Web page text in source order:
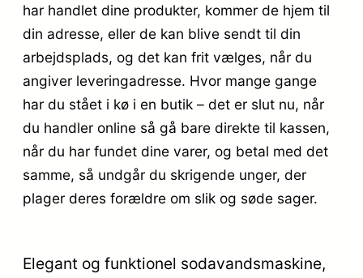
har handlet dine produkter, kommer de hjem til
din adresse, eller de kan blive sendt til din
arbejdsplads, og det kan frit vælges, når du
angiver leveringadresse. Hvor mange gange
har du stået i kø i en butik – det er slut nu, når
du handler online så gå bare direkte til kassen,
når du har fundet dine varer, og betal med det
samme, så undgår du skrigende unger, der
plager deres forældre om slik og søde sager.
Elegant og funktionel sodavandsmaskine,